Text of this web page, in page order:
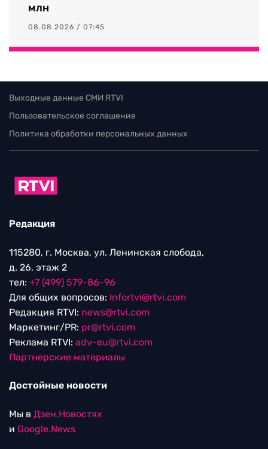
млн
08.08.2026 / 07:45
Выходные данные СМИ RTVI
Пользовательское соглашение
Политика обработки персональных данных
Редакция
115280, г. Москва, ул. Ленинская слобода,
д. 26, этаж 2
тел: +7 (499) 579-86-96
Для общих вопросов: Infortvi@rtvi.com
Редакция RTVI: news@rtvi.com
Маркетинг/PR: pr@rtvi.com
Реклама RTVI: adv-eu@rtvi.com
Партнерские материалы
Достойные новости
Мы в Дзен.Новостях
и Google.News